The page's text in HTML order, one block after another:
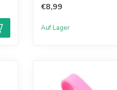
€8,99
Auf Lager